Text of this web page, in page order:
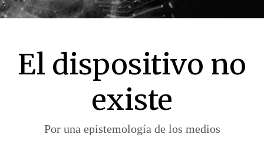
El dispositivo no
existe
Por una epistemología de los medios